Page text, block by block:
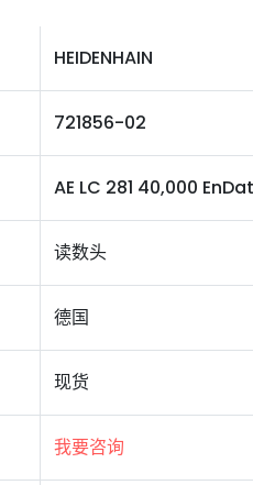
HEIDENHAIN
721856-02
AE LC 281 40,000
读数头
德国
现货
我要咨询